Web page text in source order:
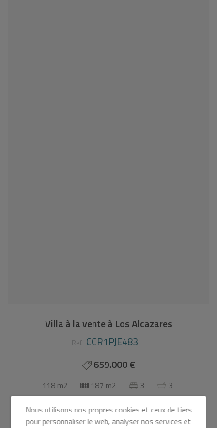
Villa à la vente à Los Alcazares
Ref. CCR1PJE483
659.000 €
118 m2 187 m2 3 3
VillaàLos Alcazares - Playa la Atascadera
Nous utilisons nos propres cookies et ceux de tiers
pour personnaliser le web, analyser nos services et